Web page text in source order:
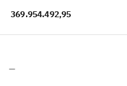
369.954.492,95
—